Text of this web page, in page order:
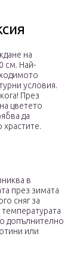
на
см. Най-
условия.
През
цветето
да
в
през зимата
сняг за
допълнително
или